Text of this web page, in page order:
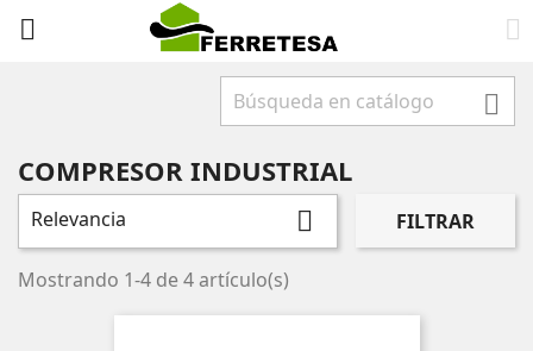
 

COMPRESOR INDUSTRIAL
Relevancia  FILTRAR
Mostrando 1-4 de 4 artículo(s)